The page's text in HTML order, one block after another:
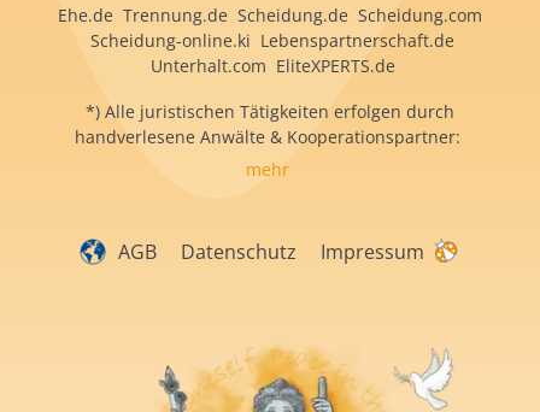
Ehe.de Trennung.de Scheidung.de Scheidung.com
Scheidung-online.ki Lebenspartnerschaft.de
Unterhalt.com EliteXPERTS.de
*) Alle juristischen Tätigkeiten erfolgen durch
handverlesene Anwälte & Kooperationspartner:
mehr
AGB Datenschutz Impressum